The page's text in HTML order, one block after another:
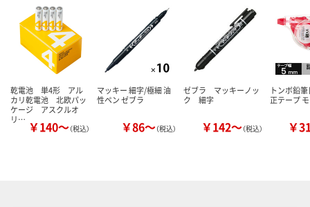
乾電池 単4形 アル
カリ乾電池 北欧パッ
ケージ アスクルオ
リ… ￥140～（税込）
マッキー 細字/極細 油
性ペン ゼブラ
￥86～（税込）
ゼブラ マッキーノッ
ク 細字
￥142～（税込）
トンボ鉛筆
正テープ
￥